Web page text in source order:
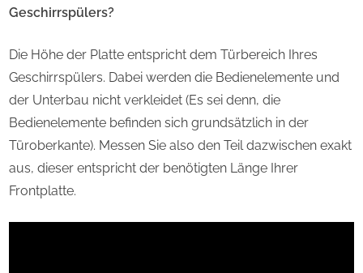
Geschirrspülers?
Die Höhe der Platte entspricht dem Türbereich Ihres
Geschirrspülers. Dabei werden die Bedienelemente und
der Unterbau nicht verkleidet (Es sei denn, die
Bedienelemente befinden sich grundsätzlich in der
Türoberkante). Messen Sie also den Teil dazwischen exakt
aus, dieser entspricht der benötigten Länge Ihrer
Frontplatte.